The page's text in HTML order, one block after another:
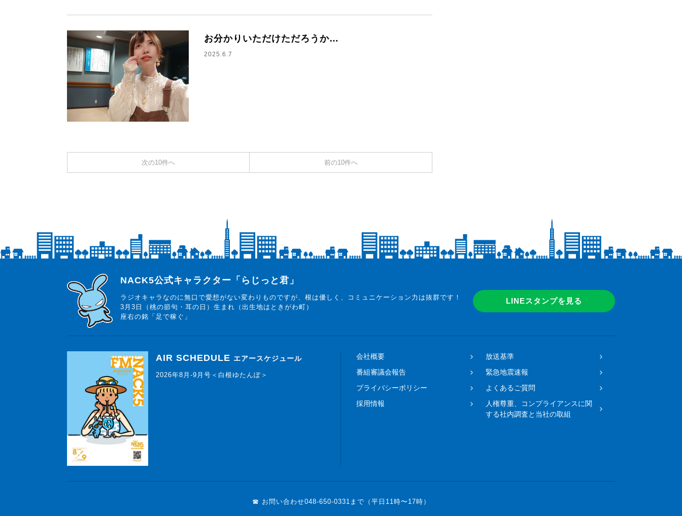
お分かりいただけただろうか…
2025.6.7
次の10件へ 前の10件へ
らじっと君
NACK5公式キャラクター「らじっと君」
ラジオキャラなのに無口で愛想がない変わりものですが、根は優しく、コミュニケーション力は抜群です！
3月3日（桃の節句・耳の日）生まれ（出生地はときがわ町）
座右の銘「足で稼ぐ」
LINEスタンプを見る
AIR SCHEDULE エアースケジュール
2026年8月-9月号＜白根ゆたんぽ＞
会社概要
放送基準
番組審議会報告
緊急地震速報
プライバシーポリシー
よくあるご質問
採用情報
人権尊重、コンプライアンスに関
する社内調査と当社の取組
☎ お問い合わせ048-650-0331まで（平日11時〜17時）